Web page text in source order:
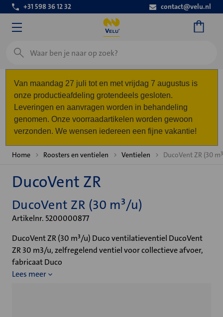
+31 598 36 12 32 contact@velu.nl
Zoeken
Van maandag 27 juli tot en met vrijdag 7 augustus is
onze productieafdeling grotendeels gesloten.
Leveringen en aanvragen worden in behandeling
genomen. Onze voorraadartikelen worden gewoon
verzonden. We wensen iedereen een fijne vakantie!
Home Roosters en ventielen Ventielen DucoVent ZR (30
DucoVent ZR
DucoVent ZR (30 m³/u)
Artikelnr. 5200000877
DucoVent ZR (30 m³/u) Duco ventilatieventiel DucoVent
ZR 30 m3/u, zelfregelend ventiel voor collectieve afvoer,
fabricaat Duco
Lees meer